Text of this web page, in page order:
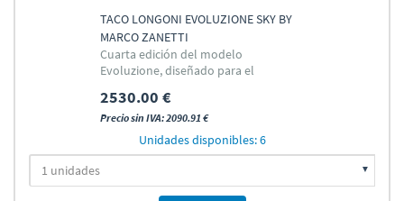
TACO LONGONI EVOLUZIONE SKY BY
MARCO ZANETTI
Cuarta edición del modelo
Evoluzione, diseñado para el
2530.00 €
Precio sin IVA: 2090.91 €
Unidades disponibles: 6